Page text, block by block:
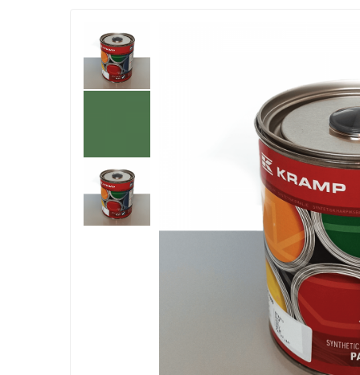
1.2.2. Mecanism de ridicare - Tiranti si
1.3. Scaune & Accesorii
1.4.1. Pompe hidraulice